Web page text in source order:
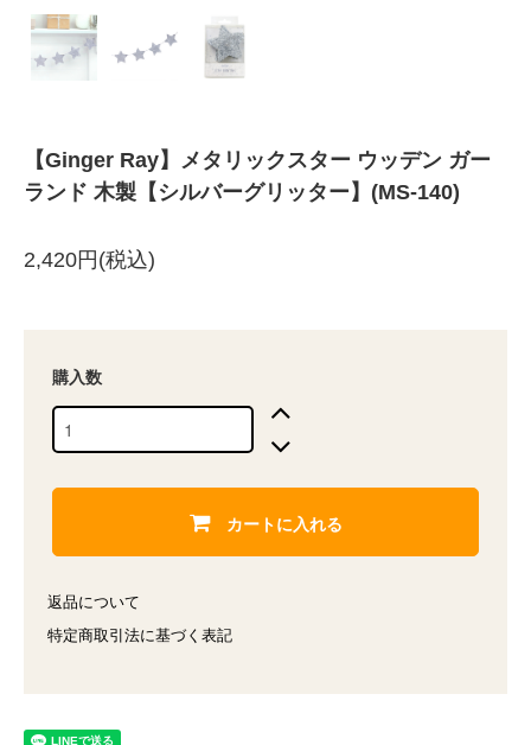
【Ginger Ray】メタリックスター ウッデン ガー
ランド 木製【シルバーグリッター】(MS-140)
2,420円(税込)
購入数
カートに入れる
返品について
特定商取引法に基づく表記